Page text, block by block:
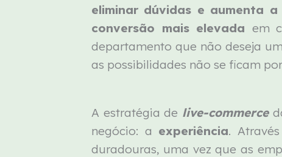
eliminar dúvidas e aumenta
conversão mais elevada em
departamento que não deseja
as possibilidades não se ficam
A estratégia de live-commerce
negócio: a experiência.
duradouras, uma vez que as